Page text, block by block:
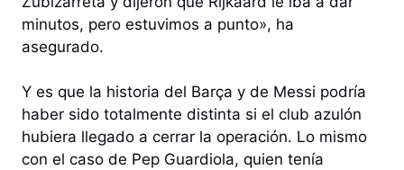
minutos, pero estuvimos a punto», ha
asegurado.
Y es que la historia del Barça y de Messi podría
haber sido totalmente distinta si el club azulón
hubiera llegado a cerrar la operación. Lo mismo
con el caso de Pep Guardiola, quien tenía